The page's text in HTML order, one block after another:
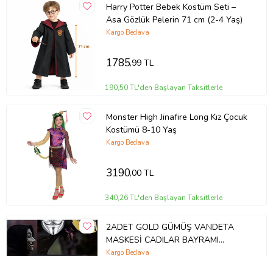
Harry Potter Bebek Kostüm Seti –
Asa Gözlük Pelerin 71 cm (2-4 Yaş)
Kargo Bedava
1785,99 TL
190,50 TL'den Başlayan Taksitlerle
Monster High Jinafire Long Kız Çocuk
Kostümü 8-10 Yaş
Kargo Bedava
3190,00 TL
340,26 TL'den Başlayan Taksitlerle
2ADET GOLD GÜMÜŞ VANDETA
MASKESİ CADILAR BAYRAMI
MASKESİ KORKU MASKESİ PARTİ
Kargo Bedava